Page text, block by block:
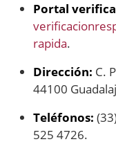
Portal
rapida.
Dirección: C.
44100
Teléfonos:
525 4726.